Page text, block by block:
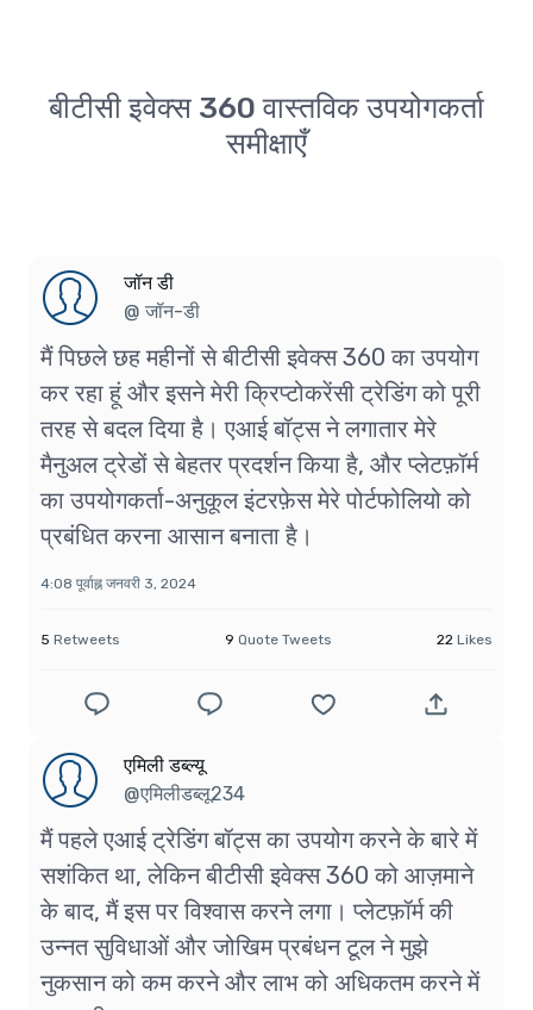
बीटीसी इवेक्स 360 वास्तविक उपयोगकर्ता
समीक्षाएँ
जॉन डी
@ जॉन-डी
मैं पिछले छह महीनों से बीटीसी इवेक्स 360 का उपयोग
कर रहा हूं और इसने मेरी क्रिप्टोकरेंसी ट्रेडिंग को पूरी
तरह से बदल दिया है। एआई बॉट्स ने लगातार मेरे
मैनुअल ट्रेडों से बेहतर प्रदर्शन किया है, और प्लेटफ़ॉर्म
का उपयोगकर्ता-अनुकूल इंटरफ़ेस मेरे पोर्टफोलियो को
प्रबंधित करना आसान बनाता है।
4:08 पूर्वाह्न जनवरी 3, 2024
5 Retweets 9 Quote Tweets 22 Likes
एमिली डब्ल्यू
@एमिलीडब्लू234
मैं पहले एआई ट्रेडिंग बॉट्स का उपयोग करने के बारे में
सशंकित था, लेकिन बीटीसी इवेक्स 360 को आज़माने
के बाद, मैं इस पर विश्वास करने लगा। प्लेटफ़ॉर्म की
उन्नत सुविधाओं और जोखिम प्रबंधन टूल ने मुझे
नुकसान को कम करने और लाभ को अधिकतम करने में